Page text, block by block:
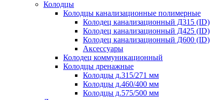
Колодцы
Колодцы канализационные полимерные
Колодец канализационный Д315 (ID)
Колодец канализационный Д425 (ID)
Колодец канализационный Д600 (ID)
Аксессуары
Колодец коммуникационный
Колодцы дренажные
Колодцы д.315/271 мм
Колодцы д.460/400 мм
Колодцы д.575/500 мм